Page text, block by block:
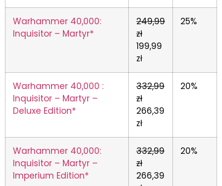
Warhammer 40,000:
Inquisitor – Martyr*
249,99
zł
199,99
zł
25%
Warhammer 40,000 :
Inquisitor – Martyr –
Deluxe Edition*
332,99
zł
266,39
zł
20%
Warhammer 40,000:
Inquisitor – Martyr –
Imperium Edition*
332,99
zł
266,39
20%